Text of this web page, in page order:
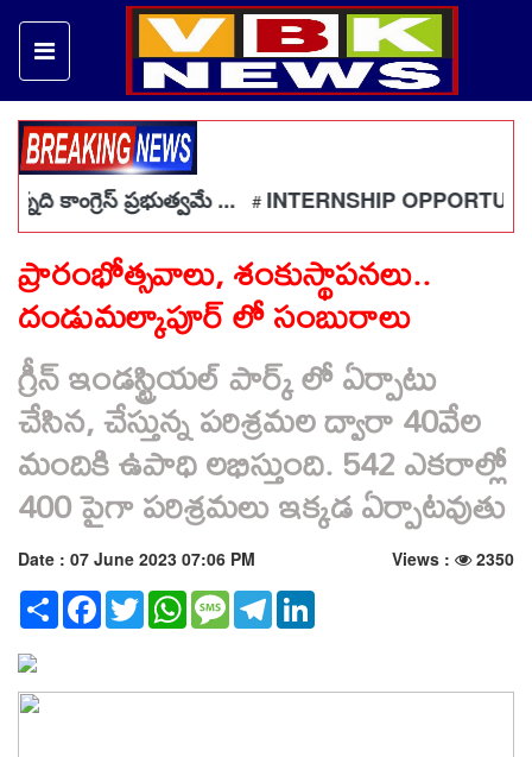
కాంగ్రెస్ ప్రభుత్వమే ... #INTERNSHIP
ప్రారంభోత్సవాలు, శంకుస్థాపనలు..
దండుమల్కాపూర్ లో సంబురాలు
గ్రీన్ ఇండస్ట్రియల్ పార్క్ లో ఏర్పాటు
చేసిన, చేస్తున్న పరిశ్రమల ద్వారా 40వేల
మందికి ఉపాధి లభిస్తుంది. 542 ఎకరాల్లో
400 పైగా పరిశ్రమలు ఇక్కడ ఏర్పాటవుతు
Date : 07 June 2023 07:06 PM Views :
2350
Share Facebook
TwitterWhatsAppMessageTelegram